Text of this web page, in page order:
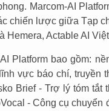
Marcom-AI
chiến lược giữa Tạp
Hemera, Actable AI
Platform bao gồm:
vực báo chí, truyền
Brief - Trợ lý tóm
- Công cụ chuyển